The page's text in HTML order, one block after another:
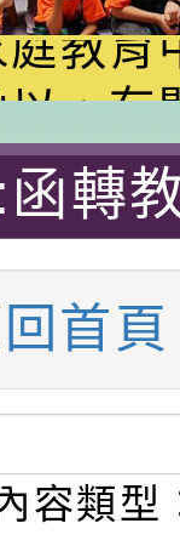
智慧
教育
」、
孫樂
絕-
下一
團體
，有
留職
一案
學
代課
度國
定一
及學
教育
別平
才庫
教師
府腸
通局
全民
教育
－祖
建置
轉
教育
保
程
園
首頁
容類型